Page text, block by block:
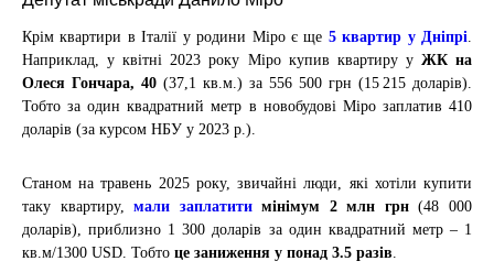
Крім квартири в Італії у родини Міро є ще 5 квартир у Дніпрі.
Наприклад, у квітні 2023 року Міро купив квартиру у ЖК на
Олеся Гончара, 40 (37,1 кв.м.) за 556 500 грн (15 215 доларів).
Тобто за один квадратний метр в новобудові Міро заплатив 410
доларів (за курсом НБУ у 2023 р.).
Станом на травень 2025 року, звичайні люди, які хотіли купити
таку квартиру,мали заплатитимінімум 2 млн грн(48 000
доларів), приблизно 1 300 доларів за один квадратний метр – 1
кв.м/1300 USD. Тобто це заниження у понад 3.5 разів.